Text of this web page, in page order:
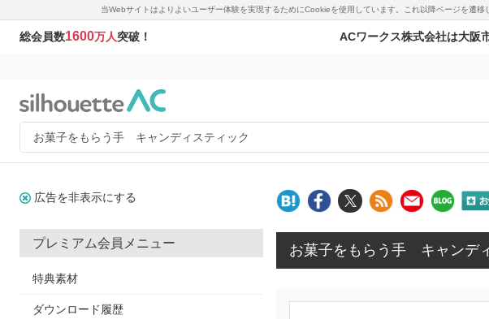
当Webサイトはよりよいユーザー体験を実現するためにCookieを使用しています。これ以降ページを遷
総会員数1600万人突破！ ACワークス株式会社は大阪
広告を非表示にする
プレミアム会員メニュー
特典素材
ダウンロード履歴
お菓子をもらう手 キャンデ